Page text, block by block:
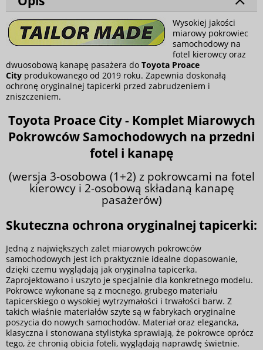
Wysokiej jakości
miarowy pokrowiec
samochodowy na
fotel kierowcy oraz
dwuosobową kanapę pasażera do Toyota Proace
City produkowanego od 2019 roku. Zapewnia doskonałą
ochronę oryginalnej tapicerki przed zabrudzeniem i
zniszczeniem.
Toyota Proace City- Komplet Miarowych
Pokrowców Samochodowych na przedni
fotel i kanapę
(wersja 3-osobowa (1+2) z pokrowcami na fotel
kierowcy i 2-osobową składaną kanapę
pasażerów)
Skuteczna ochrona oryginalnej tapicerki:
Jedną z największych zalet miarowych pokrowców
samochodowych jest ich praktycznie idealne dopasowanie,
dzięki czemu wyglądają jak oryginalna tapicerka.
Zaprojektowano i uszyto je specjalnie dla konkretnego modelu.
Pokrowce wykonane są z mocnego, grubego materiału
tapicerskiego o wysokiej wytrzymałości i trwałości barw. Z
takich właśnie materiałów szyte są w fabrykach oryginalne
poszycia do nowych samochodów. Materiał oraz elegancka,
klasyczna i stonowana stylistyka sprawiają, że pokrowce oprócz
tego, że chronią obicia foteli, wyglądają naprawdę świetnie.